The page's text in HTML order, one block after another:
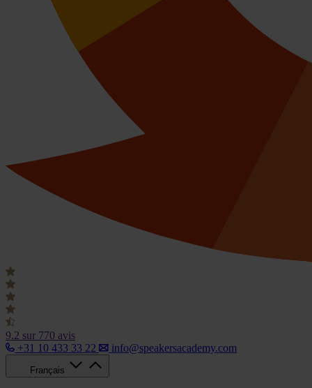
9.2 sur 770 avis
+31 10 433 33 22
info@speakersacademy.com
Français